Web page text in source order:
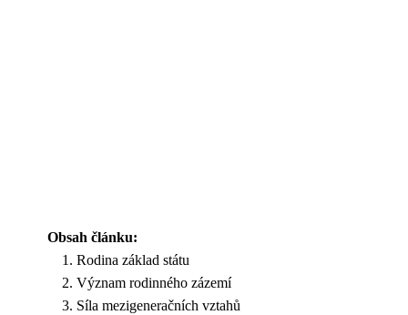
Obsah článku:
Rodina základ státu
Význam rodinného zázemí
Síla mezigeneračních vztahů